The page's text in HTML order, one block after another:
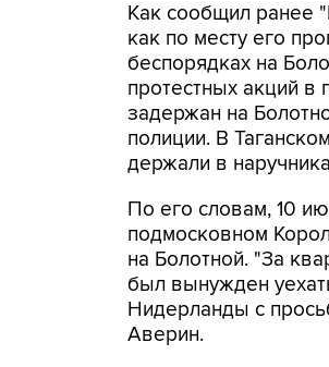
Как сообщил ранее
как по месту его
беспорядках на
протестных акций в
задержан на
полиции. В
держали в
По его словам, 10
подмосковном
на Болотной. "За
был вынужден
Нидерланды с
Аверин.